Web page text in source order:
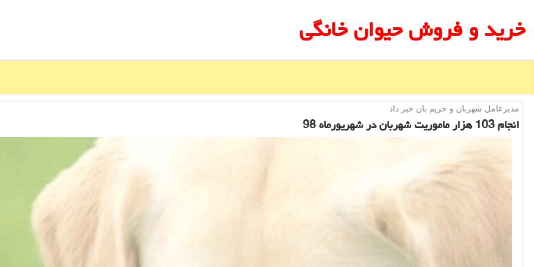
خرید و فروش حیوان خانگی
مدیرعامل شهربان و حریم بان خبر داد
انجام 103 هزار ماموریت شهربان در شهریورماه 98